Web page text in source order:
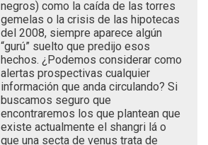
negros) como la caída de las torres
gemelas o la crisis de las hipotecas
del 2008, siempre aparece algún
“gurú” suelto que predijo esos
hechos. ¿Podemos considerar como
alertas prospectivas cualquier
información que anda circulando? Si
buscamos seguro que
encontraremos los que plantean que
existe actualmente el shangri lá o
que una secta de venus trata de